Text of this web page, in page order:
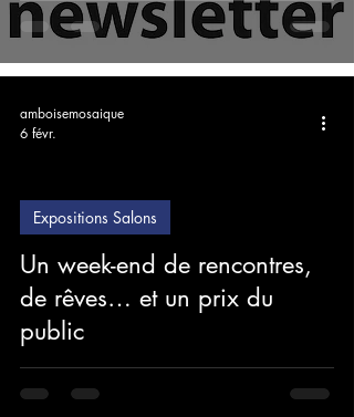
Un week-end de rencontres,
de rêves… et un prix du
public
Expositions Salons
amboisemosaique
6 févr.